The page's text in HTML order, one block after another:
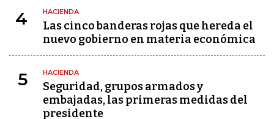
4 HACIENDA
Las cinco banderas rojas que hereda el
nuevo gobierno en materia económica
5 HACIENDA
Seguridad, grupos armados y
embajadas, las primeras medidas del
presidente